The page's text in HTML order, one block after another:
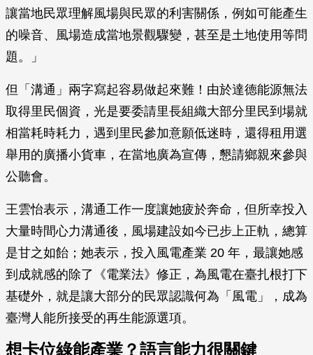
讓當地民眾理解風場與民眾的利害關係，例如可能產生
的噪音、風場造成當地景觀驟變，甚至是土地使用等問
題。」
但「溝通」兩字寫起容易做起來難！由於達德能源無法
取得里民個資，光是要委請里長組織大部分里民到場就
相當耗時耗力，遇到里民參加意願低迷時，還得租用選
舉用的廣播小貨車，在當地廣為宣傳，懇請鄉親來參與
公聽會。
王雲怡表示，溝通工作一度讓她疲於奔命，但所幸投入
大量時間心力溝通後，風場建設如今已步上正軌，總算
是甘之如飴；她表示，投入風電產業 20 年，最讓她感
到成就感的除了《電業法》修正，為風電在臺扎根打下
基礎外，就是讓大部分的民眾認識何為「風電」，成為
臺灣人能所接受的再生能源選項。
想卡位綠能產業？語言能力很關鍵